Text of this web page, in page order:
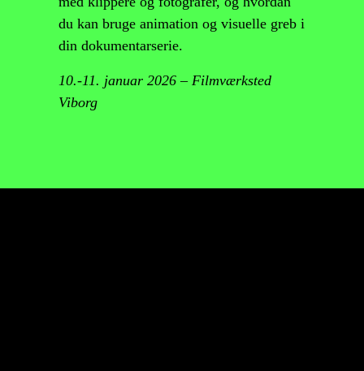
du kan bruge animation og visuelle greb i
din dokumentarserie.
10.-11. januar 2026 – Filmværksted
Viborg